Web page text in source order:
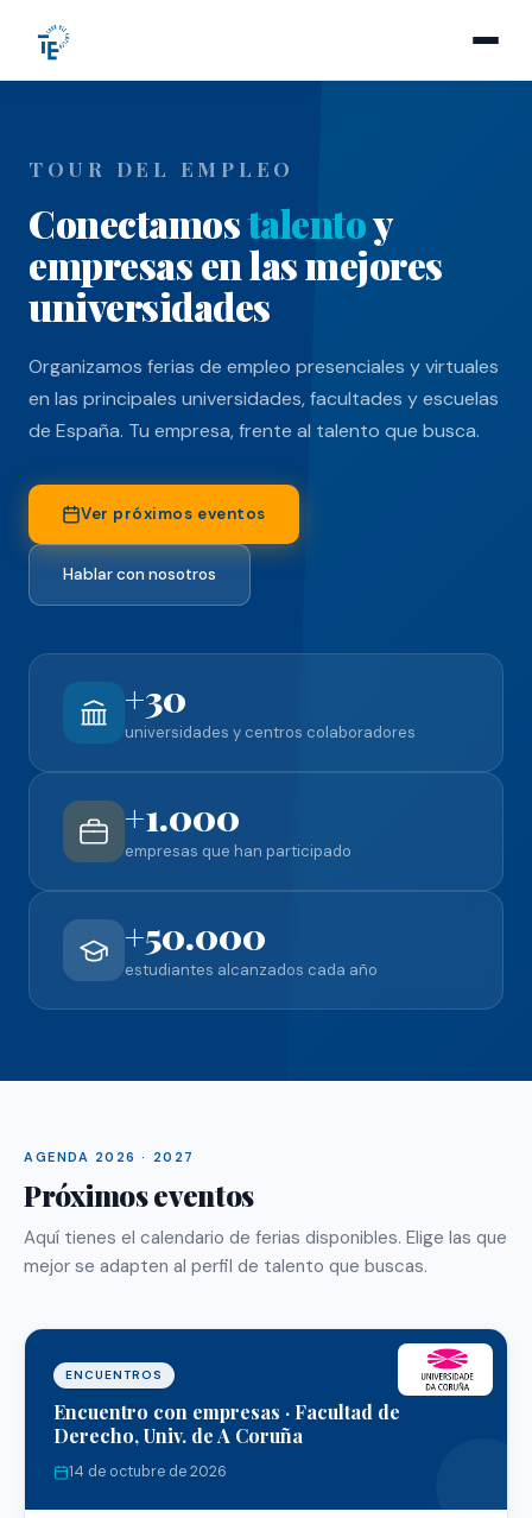
TOUR DEL EMPLEO
Conectamostalentoy
empresas en las mejores
universidades
Organizamos ferias de empleo presenciales y virtuales
en las principales universidades, facultades y escuelas
de España. Tu empresa, frente al talento que busca.
Ver próximos eventos
Hablar con nosotros
+30
universidades y centros colaboradores
+1.000
empresas que han participado
+50.000
estudiantes alcanzados cada año
AGENDA 2026 · 2027
Próximos eventos
Aquí tienes el calendario de ferias disponibles. Elige las que
mejor se adapten al perfil de talento que buscas.
ENCUENTROS
Encuentro con empresas · Facultad de
Derecho, Univ. de A Coruña
14 de octubre de 2026